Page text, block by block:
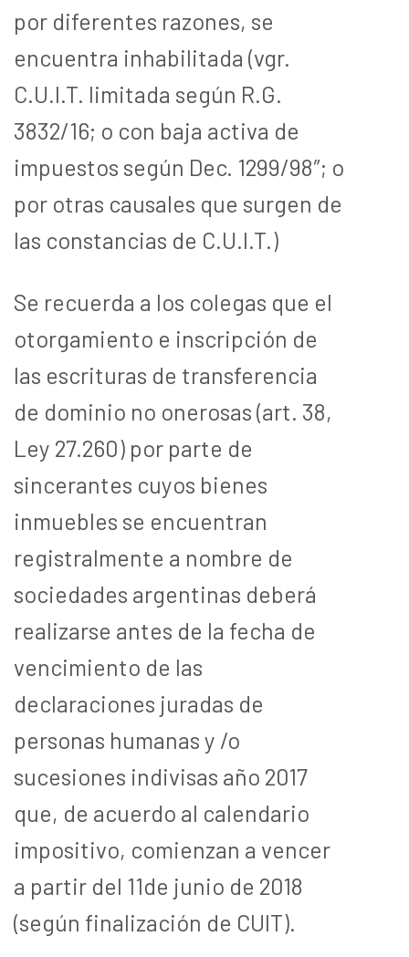
por diferentes razones, se
encuentra inhabilitada (vgr.
C.U.I.T. limitada según R.G.
3832/16; o con baja activa de
impuestos según Dec. 1299/98″; o
por otras causales que surgen de
las constancias de C.U.I.T.)
Se recuerda a los colegas que el
otorgamiento e inscripción de
las escrituras de transferencia
de dominio no onerosas (art. 38,
Ley 27.260) por parte de
sincerantes cuyos bienes
inmuebles se encuentran
registralmente a nombre de
sociedades argentinas deberá
realizarse antes de la fecha de
vencimiento de las
declaraciones juradas de
personas humanas y /o
sucesiones indivisas año 2017
que, de acuerdo al calendario
impositivo, comienzan a vencer
a partir del 11de junio de 2018
(según finalización de CUIT).